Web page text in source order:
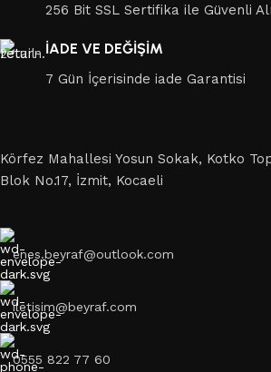
256 Bit SSL Sertifika ile Güvenli
İADE VE DEĞİŞİM
7 Gün İçerisinde iade Garantisi
Körfez Mahallesi Yosun Sokak, Kotko
Blok No.17, İzmit, Kocaeli
enes.beyraf@outlook.com
iletisim@beyraf.com
0555 822 77 60